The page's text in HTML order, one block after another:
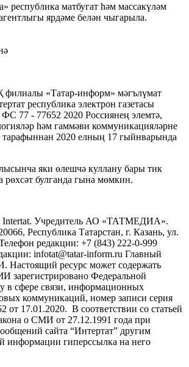
республика матбугат һәм массакүләм
ярдәме белән чыгарыла.
«Татар-информ» мәгълүмат
республика электрон газетасы
77 - 77652 2020 Россиянең элемтә,
һәм гаммәви коммуникацияләрне
тарафыннан 2020 елның 17 гыйнварында
яки өлешчә куллану бары тик
рөхсәт булганда гына мөмкин.
Intertat. Учредитель АО «ТАТМЕДИА».
Республика Татарстан, г. Казань, ул.
редакции: +7 (843) 222-0-999
infotat@tatar-inform.ru Главный
Настоящий ресурс может содержать
зарегистрировано Федеральной
в сфере связи, информационных
коммуникаций, номер записи серия
17.01.2020. В соответствии со статьей
о СМИ от 27.12.1991 года при
сайта “Интертат” другим
информации гиперссылка на него